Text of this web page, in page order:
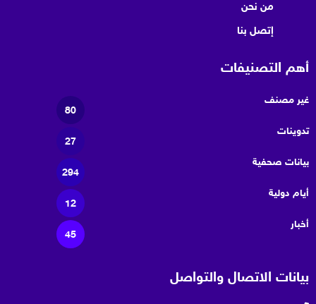
من نحن
إتصل بنا
أهم التصنيفات
غير مصنف
80
تدوينات
27
بيانات صحفية
294
أيام دولية
12
أخبار
45
بيانات الاتصال والتواصل